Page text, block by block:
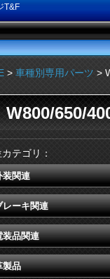
T&F
> 車種別専用パーツ >
W800/650/
テゴリ：
装関連
レーキ関連
装品関連
製品